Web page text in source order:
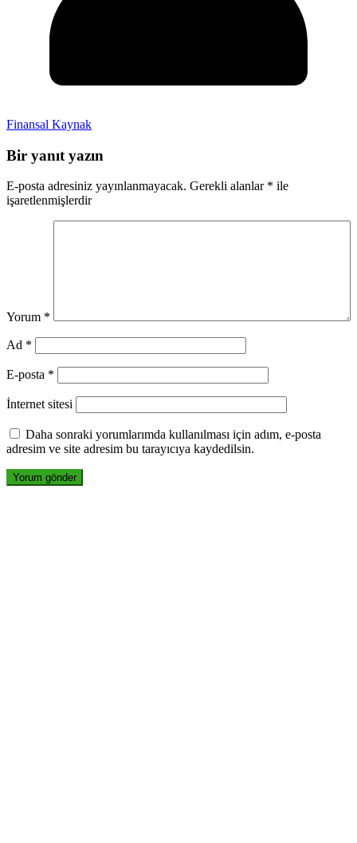
Finansal Kaynak
Bir yanıt yazın
E-posta adresiniz yayınlanmayacak. Gerekli alanlar * ile
işaretlenmişlerdir
Yorum *
Ad *
E-posta *
İnternet sitesi
Daha sonraki yorumlarımda kullanılması için adım, e-posta
adresim ve site adresim bu tarayıcıya kaydedilsin.